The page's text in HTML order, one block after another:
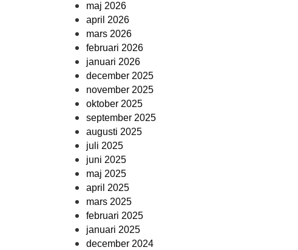
maj 2026
april 2026
mars 2026
februari 2026
januari 2026
december 2025
november 2025
oktober 2025
september 2025
augusti 2025
juli 2025
juni 2025
maj 2025
april 2025
mars 2025
februari 2025
januari 2025
december 2024